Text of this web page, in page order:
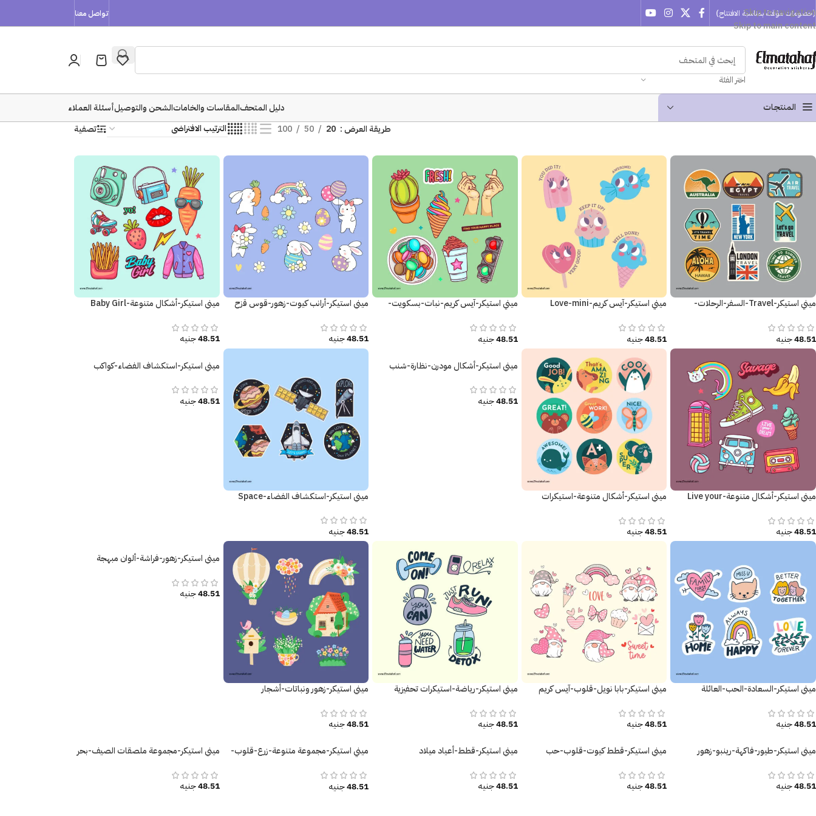
Skip to navigation
Skip to main content
(خصومات مؤقتة بمناسبة الافتتاح) تواصل معنا
اختر الفئة
المنتجـات دليل المتحفالمقاسات والخاماتالشحن والتوصيلأسئلة العملاء
طريقة العرض
20
50
100 تصفية
ميني استيكر-Travel-السفر-الرحلات-
48.51جنيه
ميني استيكر-آيس كريم-Love-mini
48.51جنيه
ميني استيكر-آيس كريم-نبات-بسكويت-
48.51جنيه
ميني استيكر-أرانب كيوت-زهور-قوس قزح
48.51جنيه
ميني استيكر-أشكال متنوعة-Baby Girl
48.51جنيه
ميني استيكر-أشكال متنوعة-Live your
48.51جنيه
ميني استيكر-أشكال متنوعة-استيكرات
48.51جنيه
ميني استيكر-أشكال مودرن-نظارة-شنب
48.51جنيه
ميني استيكر-استكشاف الفضاء-Space
48.51جنيه
ميني استيكر-استكشاف الفضاء-كواكب
48.51جنيه
ميني استيكر-السعادة-الحب-العائلة
48.51جنيه
ميني استيكر-بابا نويل-قلوب-آيس كريم
48.51جنيه
ميني استيكر-رياضة-استيكرات تحفيزية
48.51جنيه
ميني استيكر-زهور ونباتات-أشجار
48.51جنيه
ميني استيكر-زهور-فراشة-ألوان مبهجة
48.51جنيه
ميني استيكر-طيور-فاكهة-رينبو-زهور
48.51جنيه
ميني استيكر-قطط كيوت-قلوب-حب
48.51جنيه
ميني استيكر-قطط-أعياد ميلاد
48.51جنيه
ميني استيكر-مجموعة متنوعة-زرع-قلوب-
48.51جنيه
ميني استيكر-مجموعة ملصقات الصيف-بحر
48.51جنيه